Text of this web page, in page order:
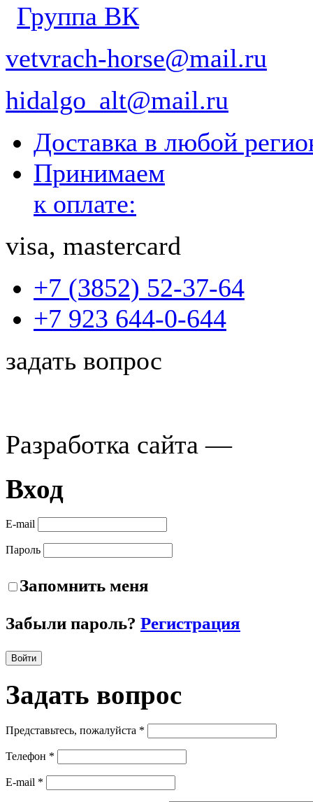
Группа ВК
vetvrach-horse@mail.ru
hidalgo_alt@mail.ru
Доставка в любой
Принимаем
к оплате:
visa, mastercard
+7 (3852) 52-37-64
+7 923 644-0-644
задать вопрос
Разработка сайта —
Вход
E-mail
Пароль
Запомнить меня
Забыли пароль? Регистрация
Войти
Задать вопрос
Представьтесь, пожалуйста *
Телефон *
E-mail *